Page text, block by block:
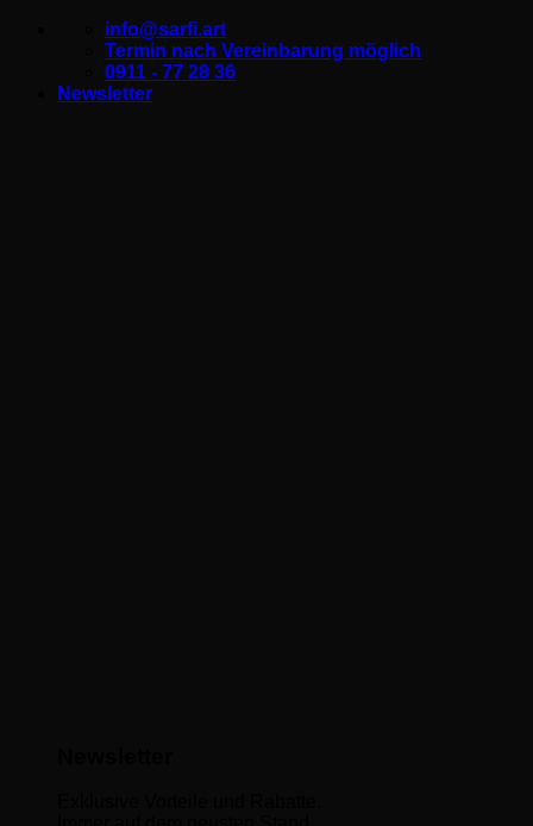
info@sarfi.art
Termin nach Vereinbarung möglich
0911 - 77 28 36
Newsletter